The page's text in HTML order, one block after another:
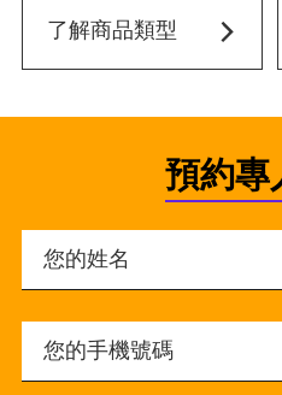
了解商品類型
預約專